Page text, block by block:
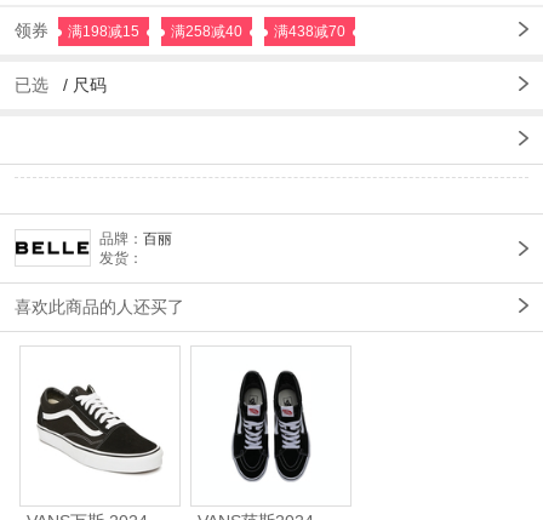
领券 满198减15 满258减40 满438减70
已选 / 尺码
品牌： 百丽
发货：
喜欢此商品的人还买了